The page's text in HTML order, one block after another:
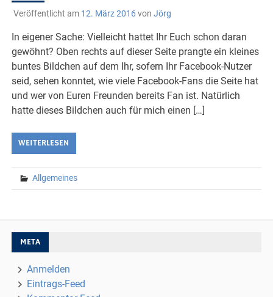
Veröffentlicht am 12. März 2016von Jörg
In eigener Sache: Vielleicht hattet Ihr Euch schon daran
gewöhnt? Oben rechts auf dieser Seite prangte ein kleines
buntes Bildchen auf dem Ihr, sofern Ihr Facebook-Nutzer
seid, sehen konntet, wie viele Facebook-Fans die Seite hat
und wer von Euren Freunden bereits Fan ist. Natürlich
hatte dieses Bildchen auch für mich einen […]
WEITERLESEN
Allgemeines
META
Anmelden
Eintrags-Feed